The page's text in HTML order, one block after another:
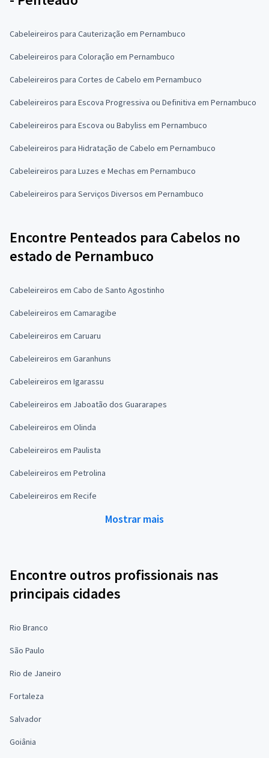
Cabeleireiros para Cauterização em Pernambuco
Cabeleireiros para Coloração em Pernambuco
Cabeleireiros para Cortes de Cabelo em Pernambuco
Cabeleireiros para Escova Progressiva ou Definitiva em Pernambuco
Cabeleireiros para Escova ou Babyliss em Pernambuco
Cabeleireiros para Hidratação de Cabelo em Pernambuco
Cabeleireiros para Luzes e Mechas em Pernambuco
Cabeleireiros para Serviços Diversos em Pernambuco
Encontre Penteados para Cabelos no
estado de Pernambuco
Cabeleireiros em Cabo de Santo Agostinho
Cabeleireiros em Camaragibe
Cabeleireiros em Caruaru
Cabeleireiros em Garanhuns
Cabeleireiros em Igarassu
Cabeleireiros em Jaboatão dos Guararapes
Cabeleireiros em Olinda
Cabeleireiros em Paulista
Cabeleireiros em Petrolina
Cabeleireiros em Recife
Mostrar mais
Encontre outros profissionais nas
principais cidades
Rio Branco
São Paulo
Rio de Janeiro
Fortaleza
Salvador
Goiânia